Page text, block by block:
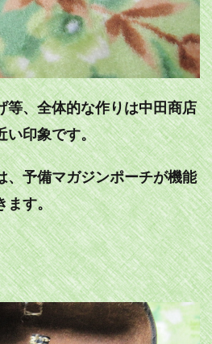
等、全体的な作りは中田商店
い印象です。
、予備マガジンポーチが機能
ます。